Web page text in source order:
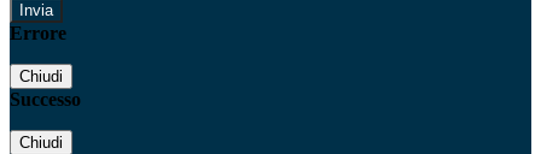
Errore
Chiudi
Successo
Chiudi